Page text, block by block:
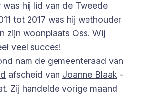
was hij lid van de Tweede
tot 2017 was hij wethouder
zijn woonplaats Oss. Wij
veel succes!
nam de gemeenteraad van
afscheid van Joanne Blaak -
Zij handelde vorige maand